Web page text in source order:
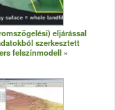
eljárással
szerkesztett
felszínmodell